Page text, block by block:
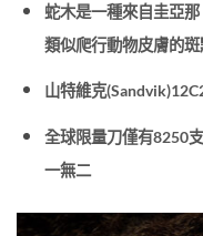
蛇木是一種來自圭亞
類似爬行動物皮膚的
山特維克
全球限量刀僅有8250
一無二